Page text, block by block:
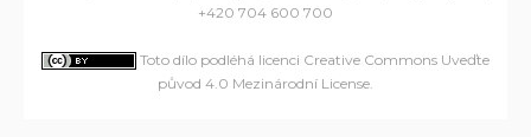
+420 704 600 700
Toto dílo podléhá licenci Creative Commons Uveďte
původ 4.0 Mezinárodní License.